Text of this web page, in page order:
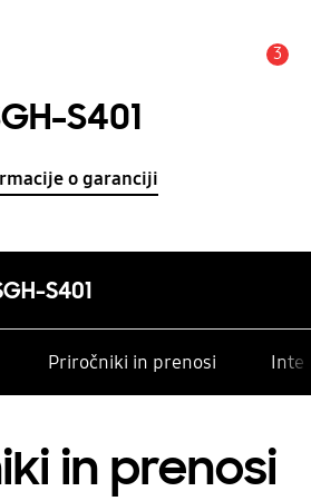
3
S401
o garanciji
S401
Priročniki in prenosi
in prenosi